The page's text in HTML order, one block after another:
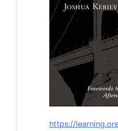
https://